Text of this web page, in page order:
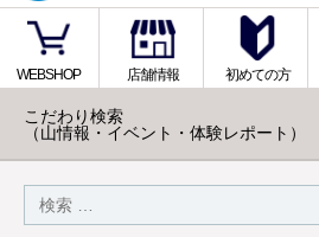
WEBSHOP 店舗情報 初めての方
こだわり検索
（山情報・イベント・体験レポート）